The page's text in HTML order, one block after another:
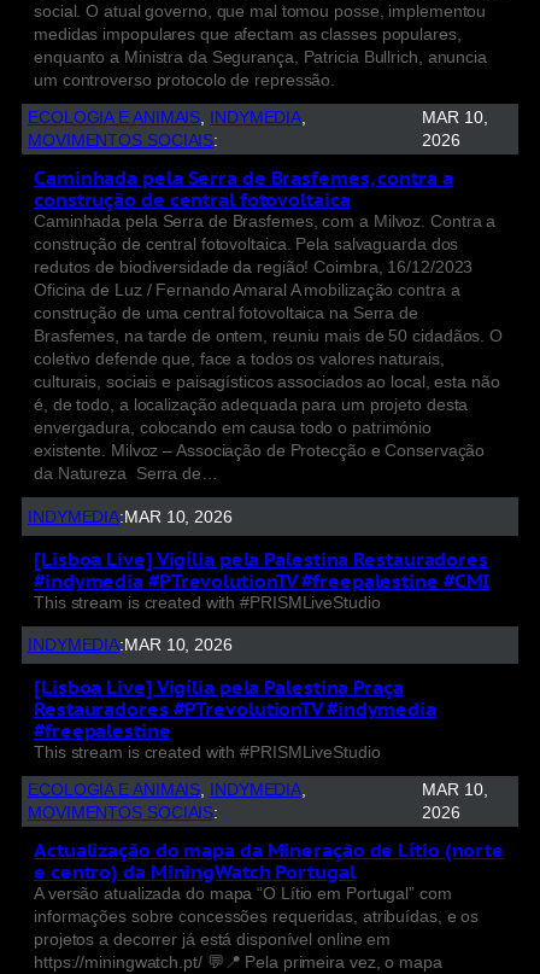
social. O atual governo, que mal tomou posse, implementou
medidas impopulares que afectam as classes populares,
enquanto a Ministra da Segurança, Patricia Bullrich, anuncia
um controverso protocolo de repressão.
ECOLOGIA E ANIMAIS, INDYMEDIA
MOVIMENTOS SOCIAIS:
MAR 10,
2026
Caminhada pela Serra de Brasfemes, contra a
construção de central fotovoltaica
Caminhada pela Serra de Brasfemes, com a Milvoz. Contra a
construção de central fotovoltaica. Pela salvaguarda dos
redutos de biodiversidade da região! Coimbra, 16/12/2023
Oficina de Luz / Fernando Amaral A mobilização contra a
construção de uma central fotovoltaica na Serra de
Brasfemes, na tarde de ontem, reuniu mais de 50 cidadãos. O
coletivo defende que, face a todos os valores naturais,
culturais, sociais e paisagísticos associados ao local, esta não
é, de todo, a localização adequada para um projeto desta
envergadura, colocando em causa todo o património
existente. Milvoz – Associação de Protecção e Conservação
da Natureza Serra de…
INDYMEDIA:MAR 10, 2026
[Lisboa Live] Vigília pela Palestina Restauradores
#indymedia #PTrevolutionTV #freepalestine #CMI
This stream is created with #PRISMLiveStudio
INDYMEDIA: MAR 10, 2026
[Lisboa Live] Vigília pela Palestina Praça
Restauradores #PTrevolutionTV #indymedia
#freepalestine
This stream is created with #PRISMLiveStudio
ECOLOGIA E ANIMAIS, INDYMEDIA
MOVIMENTOS SOCIAIS:
MAR 10,
2026
Actualização do mapa da Mineração de Lítio (norte
e centro) da MiningWatch Portugal
A versão atualizada do mapa “O Lítio em Portugal” com
informações sobre concessões requeridas, atribuídas, e os
projetos a decorrer já está disponível online em
https://miningwatch.pt/ 💬📍 Pela primeira vez, o mapa